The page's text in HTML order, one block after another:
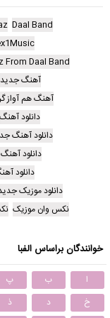
Daal Band
From Daal Band
آهنگ جدید
آهنگ هم آواز
دانلود آهنگ
دانلود آهنگ
دانلود
دانلود
دانلود موزیک
نکس وان موزیک
خوانندگان براساس الفبا
ا ب پ
خ
د ذ